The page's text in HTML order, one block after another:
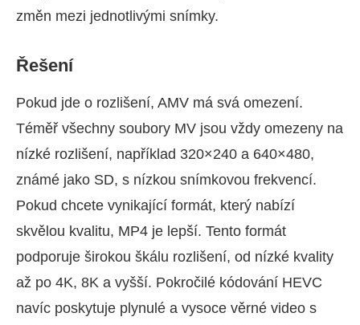
změn mezi jednotlivými snímky.
Řešení
Pokud jde o rozlišení, AMV má svá omezení.
Téměř všechny soubory MV jsou vždy omezeny na
nízké rozlišení, například 320×240 a 640×480,
známé jako SD, s nízkou snímkovou frekvencí.
Pokud chcete vynikající formát, který nabízí
skvělou kvalitu, MP4 je lepší. Tento formát
podporuje širokou škálu rozlišení, od nízké kvality
až po 4K, 8K a vyšší. Pokročilé kódování HEVC
navíc poskytuje plynulé a vysoce věrné video s